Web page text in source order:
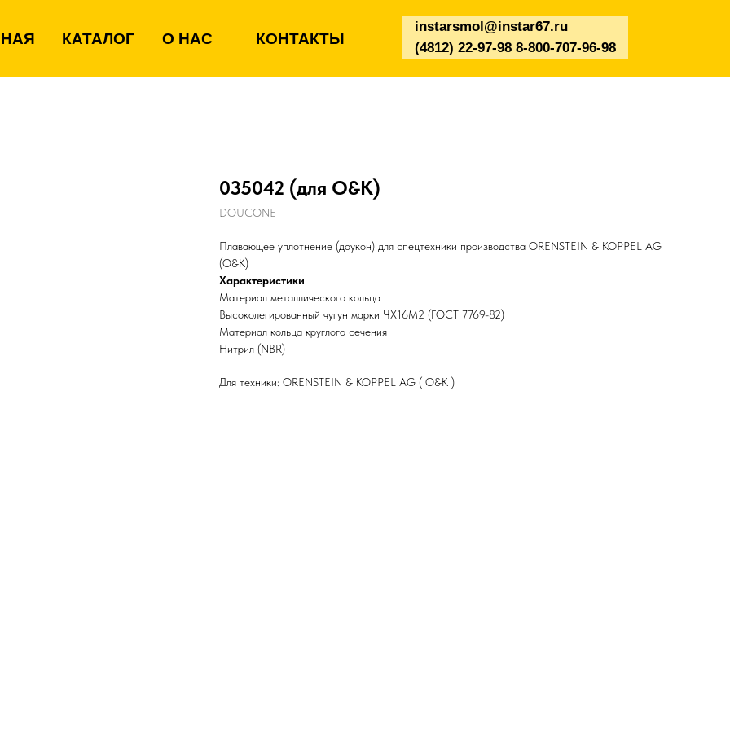
КАТАЛОГ О НАС КОНТАКТЫ
(4812) 22-97-98 8-800-707-96-98
instarsmol@instar67.ru
035042 (для O&K)
DOUCONE
Плавающее уплотнение (доукон) для спецтехники производства ORENSTEIN & KOPPEL AG
(O&K)
Характеристики
Материал металлического кольца
Высоколегированный чугун марки ЧХ16М2 (ГОСТ 7769-82)
Материал кольца круглого сечения
Нитрил (NBR)
Для техники: ORENSTEIN & KOPPEL AG ( O&K )